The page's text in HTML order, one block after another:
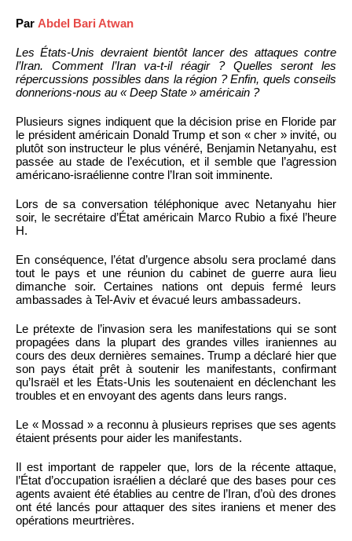
Par Abdel Bari Atwan
Les États-Unis devraient bientôt lancer des attaques contre
l’Iran. Comment l’Iran va-t-il réagir ? Quelles seront les
répercussions possibles dans la région ? Enfin, quels conseils
donnerions-nous au « Deep State » américain ?
Plusieurs signes indiquent que la décision prise en Floride par
le président américain Donald Trump et son « cher » invité, ou
plutôt son instructeur le plus vénéré, Benjamin Netanyahu, est
passée au stade de l’exécution, et il semble que l’agression
américano-israélienne contre l’Iran soit imminente.
Lors de sa conversation téléphonique avec Netanyahu hier
soir, le secrétaire d’État américain Marco Rubio a fixé l’heure
H.
En conséquence, l’état d’urgence absolu sera proclamé dans
tout le pays et une réunion du cabinet de guerre aura lieu
dimanche soir. Certaines nations ont depuis fermé leurs
ambassades à Tel-Aviv et évacué leurs ambassadeurs.
Le prétexte de l’invasion sera les manifestations qui se sont
propagées dans la plupart des grandes villes iraniennes au
cours des deux dernières semaines. Trump a déclaré hier que
son pays était prêt à soutenir les manifestants, confirmant
qu’Israël et les États-Unis les soutenaient en déclenchant les
troubles et en envoyant des agents dans leurs rangs.
Le « Mossad » a reconnu à plusieurs reprises que ses agents
étaient présents pour aider les manifestants.
Il est important de rappeler que, lors de la récente attaque,
l’État d’occupation israélien a déclaré que des bases pour ces
agents avaient été établies au centre de l’Iran, d’où des drones
ont été lancés pour attaquer des sites iraniens et mener des
opérations meurtrières.